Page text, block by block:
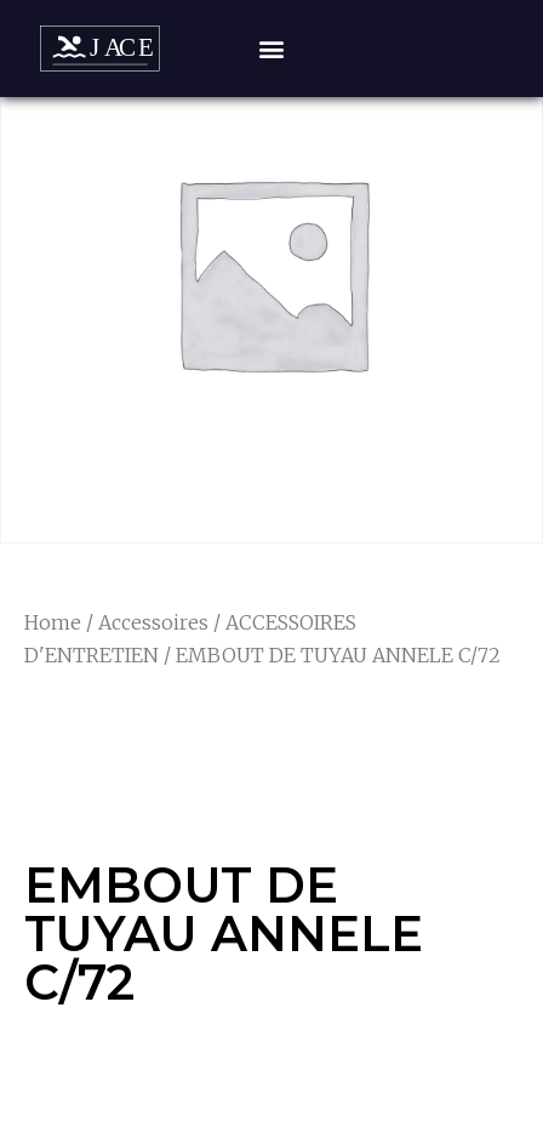
Home / Accessoires / ACCESSOIRES
D'ENTRETIEN / EMBOUT DE TUYAU ANNELE C/72
EMBOUT DE
TUYAU ANNELE
C/72